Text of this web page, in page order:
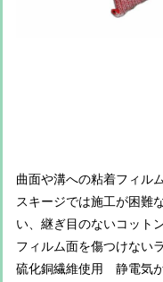
曲面や溝への粘着フィル
スキージでは施工が困難
い、継ぎ目のないコット
フィルム面を傷つけない
硫化銅繊維使用 静電気